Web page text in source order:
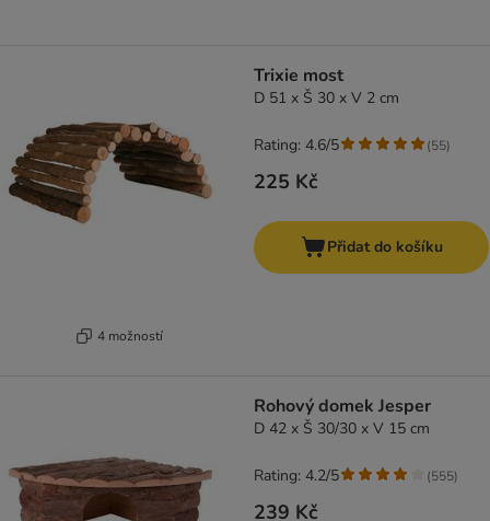
4 možností
Trixie most
D 51 x Š 30 x V 2 cm
225 Kč
Rating: 4.6/5 (55)
Přidat do košíku
Rohový domek Jesper
D 42 x Š 30/30 x V 15 cm
239 Kč
Rating: 4.2/5 (555)